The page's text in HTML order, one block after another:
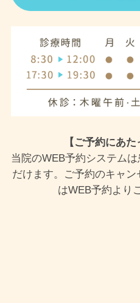
【ご予約にあた
当院のWEB予約システム
だけます。ご予約のキャ
はWEB予約より